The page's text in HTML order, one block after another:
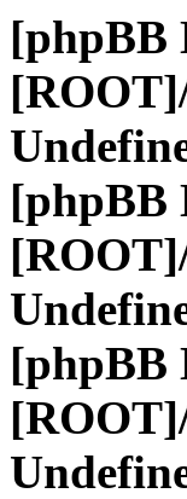
[phpBB
[phpBB
[phpBB